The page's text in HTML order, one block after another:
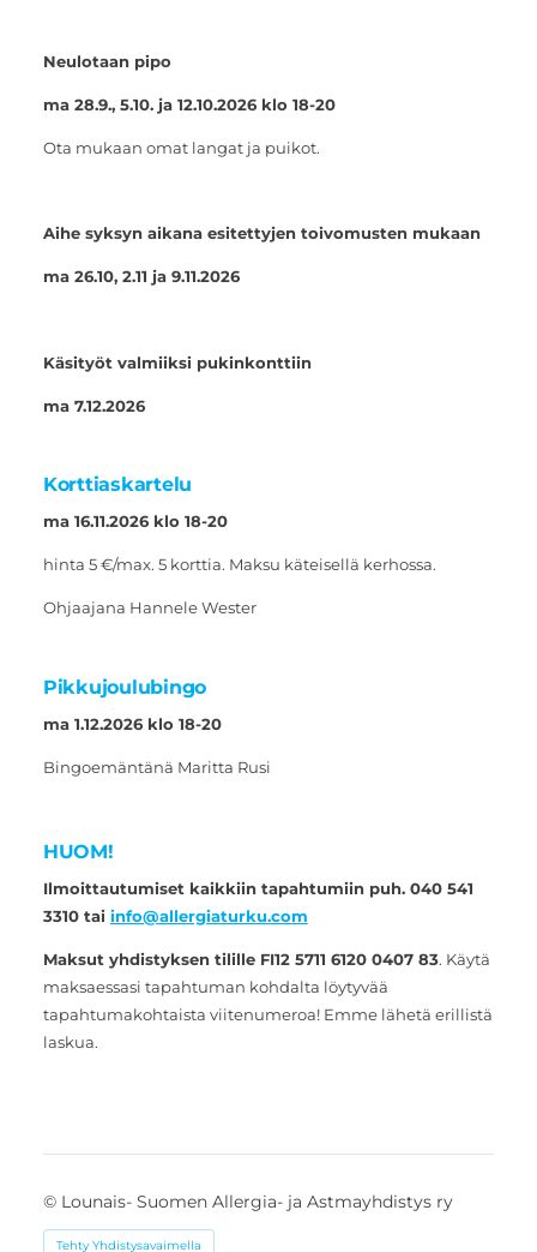
Neulotaan pipo
ma 28.9., 5.10. ja 12.10.2026 klo 18-20
Ota mukaan omat langat ja puikot.
Aihe syksyn aikana esitettyjen toivomusten mukaan
ma 26.10, 2.11 ja 9.11.2026
Käsityöt valmiiksi pukinkonttiin
ma 7.12.2026
Korttiaskartelu
ma 16.11.2026 klo 18-20
hinta 5 €/max. 5 korttia. Maksu käteisellä kerhossa.
Ohjaajana Hannele Wester
Pikkujoulubingo
ma 1.12.2026 klo 18-20
Bingoemäntänä Maritta Rusi
HUOM!
Ilmoittautumiset kaikkiin tapahtumiin puh. 040 541
3310 tai info@allergiaturku.com
Maksut yhdistyksen tilille FI12 5711 6120 0407 83. Käytä
maksaessasi tapahtuman kohdalta löytyvää
tapahtumakohtaista viitenumeroa! Emme lähetä erillistä
laskua.
© Lounais- Suomen Allergia- ja Astmayhdistys ry
Tehty Yhdistysavaimella